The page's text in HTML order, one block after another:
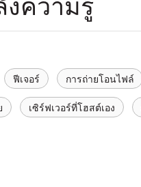
ฟีเจอร์ การถ่ายโอนไฟล์
เซิร์ฟเวอร์ที่โฮสต์เอง